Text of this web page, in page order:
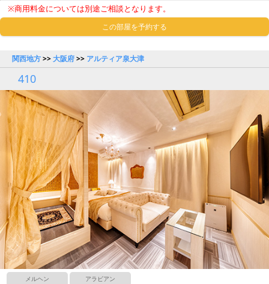
※商用料金については別途ご相談となります。
この部屋を予約する
関西地方>>大阪府>> アルティア泉大津
410
メルヘン アラビアン